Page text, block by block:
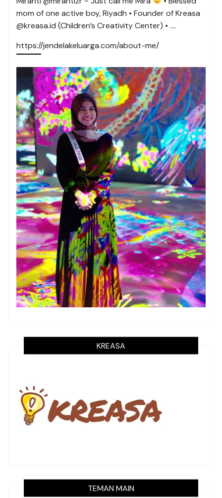
mom of one active boy, Riyadh • Founder of Kreasa
@kreasa.id (Children’s Creativity Center) • ….
https://jendelakeluarga.com/about-me/
KREASA
TEMAN MAIN